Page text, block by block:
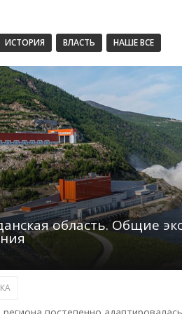
ИСТОРИЯ ВЛАСТЬ НАШЕ ВСЕ
область. Общие